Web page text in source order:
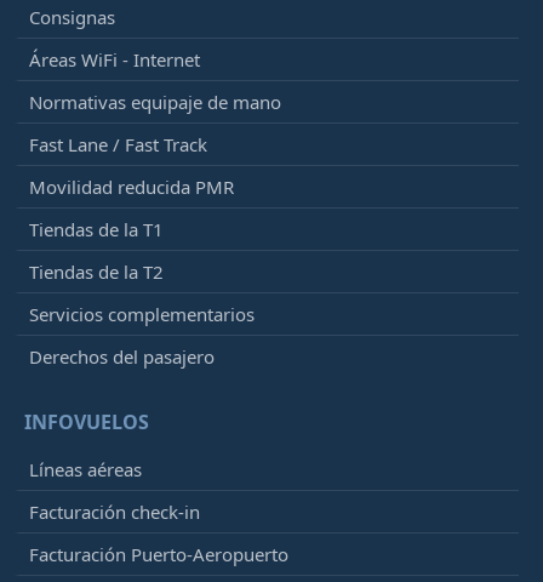
Consignas
Áreas WiFi - Internet
Normativas equipaje de mano
Fast Lane / Fast Track
Movilidad reducida PMR
Tiendas de la T1
Tiendas de la T2
Servicios complementarios
Derechos del pasajero
INFOVUELOS
Líneas aéreas
Facturación check-in
Facturación Puerto-Aeropuerto